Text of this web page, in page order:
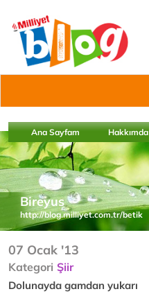
Ana Sayfam Hakkımda
Bireyus
http://blog.milliyet.com.tr/betik
07 Ocak '13
Kategori Şiir
Dolunayda gamdan yukarı